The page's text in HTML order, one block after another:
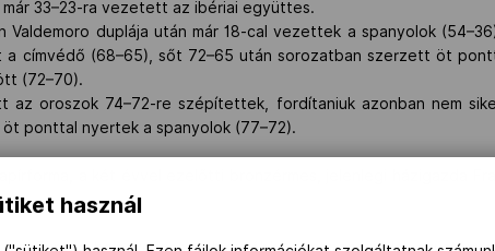
33–23-ra vezetett az ibériai együttes.
Valdemoro duplája után már 18-cal vezettek a spanyolok
a címvédő (68–65), sőt 72–65 után sorozatban szerzett öt
(72–70).
az oroszok 74–72-re szépítettek, fordítaniuk azonban nem
öt ponttal nyertek a spanyolok (77–72).
a két évvel ezelőtti bronzérmes, jelenlegi házigazda
használ